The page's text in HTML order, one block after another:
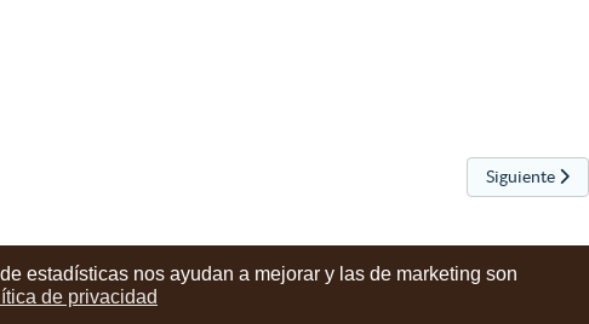
estadísticas nos ayudan a mejorar y las de marketing son
de privacidad
Artículo
Siguiente